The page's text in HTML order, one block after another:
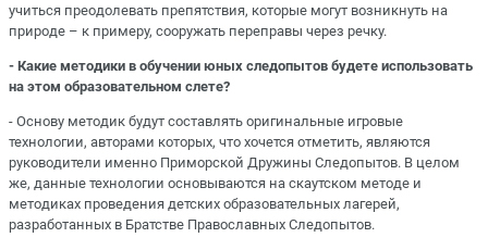
учиться преодолевать препятствия, которые могут возникнуть на
природе – к примеру, сооружать переправы через речку.
- Какие методики в обучении юных следопытов будете использовать
на этом образовательном слете?
- Основу методик будут составлять оригинальные игровые
технологии, авторами которых, что хочется отметить, являются
руководители именно Приморской Дружины Следопытов. В целом
же, данные технологии основываются на скаутском методе и
методиках проведения детских образовательных лагерей,
разработанных в Братстве Православных Следопытов.